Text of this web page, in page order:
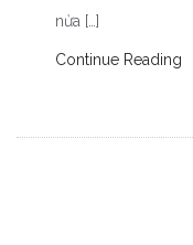
nửa […]
Continue Reading